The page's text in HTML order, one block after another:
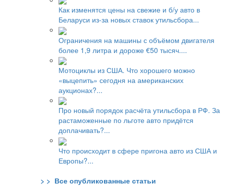
Как изменятся цены на свежие и б/у авто в
Беларуси из-за новых ставок утильсбора...
Ограничения на машины с объёмом двигателя
более 1,9 литра и дороже €50 тысяч....
Мотоциклы из США. Что хорошего можно
«выцепить» сегодня на американских
аукционах?...
Про новый порядок расчёта утильсбора в РФ. За
растаможенные по льготе авто придётся
доплачивать?...
Что происходит в сфере пригона авто из США и
Европы?...
> > Все опубликованные статьи